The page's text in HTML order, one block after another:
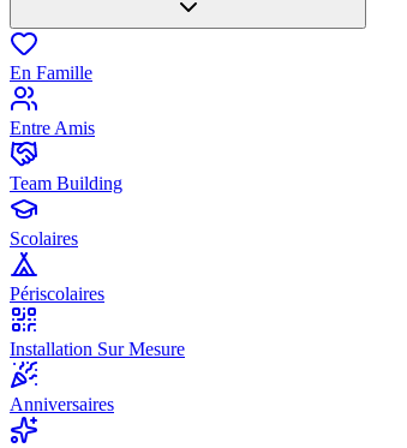
En Famille
Entre Amis
Team Building
Scolaires
Périscolaires
Installation Sur Mesure
Anniversaires